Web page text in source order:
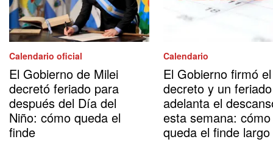
Calendario oficial
El Gobierno de Milei
decretó feriado para
después del Día del
Niño: cómo queda el
finde
Calendario
El Gobierno firmó el
decreto y un feriado
adelanta el
esta semana: cómo
queda el finde largo